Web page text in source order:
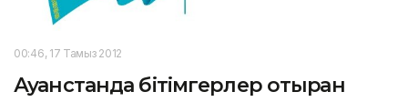
00:46, 17 Тамыз 2012
Ауғанстанда бітімгерлер отырған